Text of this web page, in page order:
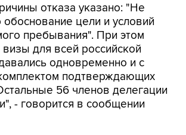
отказа указано: "Не
обоснование цели и условий
пребывания". При этом
для всей российской
одновременно и с
подтверждающих
56 членов делегации
- говорится в сообщении